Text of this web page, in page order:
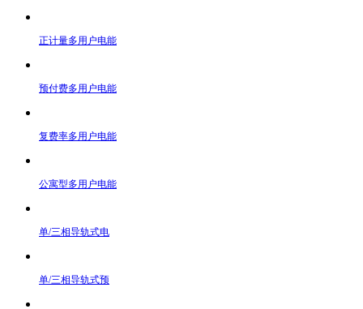
正计量多用户电能
预付费多用户电能
复费率多用户电能
公寓型多用户电能
单/三相导轨式电
单/三相导轨式预